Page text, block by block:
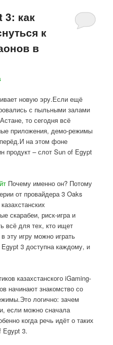
как
к
в
новую эру.Если ещё
с пыльными залами
то сегодня всё
приложения, демо-режимы
на этом фоне
продукт – слот Sun of Egypt
Почему именно он? Потому
от провайдера 3 Oaks
скарабеи, риск-игра и
всё для тех, кто ищет
эту игру можно играть
3 доступна каждому, и
казахстанского iGaming-
начинают знакомство со
логично: зачем
если можно сначала
когда речь идёт о таких
Egypt 3.